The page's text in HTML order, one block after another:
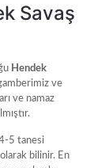
Savaş
Hendek
ve
ve namaz
4-5 tanesi
bilinir. En